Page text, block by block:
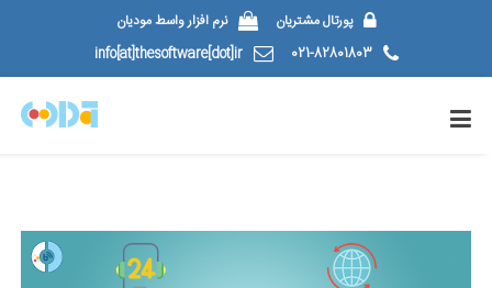
پورتال مشتریان
نرم افزار واسط مودیان
021-82801803
info[at]thesoftware[dot]ir